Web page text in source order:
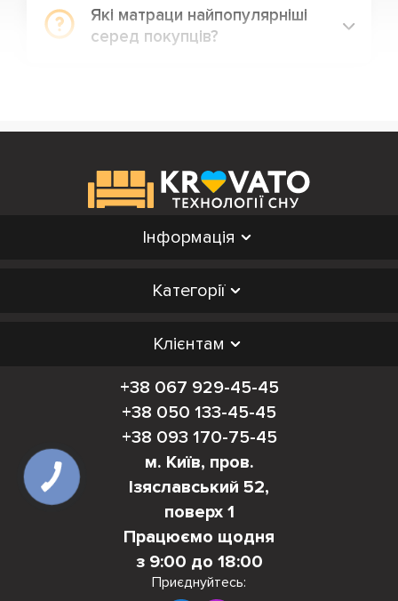
Які матраци найпопулярніші
серед покупців?
Інформація
Категорії
Клієнтам
+38 067 929-45-45
+38 050 133-45-45
+38 093 170-75-45
м. Київ, пров.
Ізяславський 52,
поверх 1
Працюємо щодня
з 9:00 до 18:00
Приєднуйтесь: